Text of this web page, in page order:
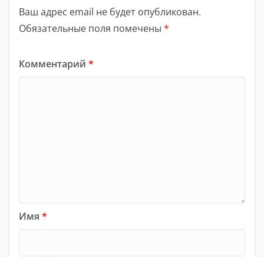
Ваш адрес email не будет опубликован.
Обязательные поля помечены *
Комментарий *
Имя *